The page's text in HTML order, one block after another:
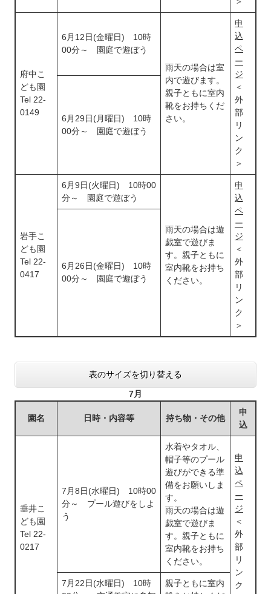
府中こ
ども園
Tel 22-
0149
6月12日(金曜日) 10時
00分～ 園庭で遊ぼう
雨天の場合は室
内で遊びます。
親子ともに室内
靴をお持ちくだ
さい。
申
込
ペ
ー
ジ
＜
外
部
リ
ン
ク
＞
6月29日(月曜日) 10時
00分～ 園庭で遊ぼう
岩手こ
ども園
Tel 22-
0417
6月9日(火曜日) 10時00
分～ 園庭で遊ぼう
雨天の場合は遊
戯室で遊びま
す。親子ともに
室内靴をお持ち
ください。
申
込
ペ
ー
ジ
＜
外
部
リ
ン
ク
＞
6月26日(金曜日) 10時
00分～ 園庭で遊ぼう
表のサイズを切り替える
7月
園名 日時・内容等 持ち物・その他
申
込
垂井こ
ども園
Tel 22-
0217
7月8日(水曜日) 10時00
分～ プール遊びをしよ
う
水着やタオル、
帽子等のプール
遊びができる準
備をお願いしま
す。
雨天の場合は遊
戯室で遊びま
す。親子ともに
室内靴をお持ち
ください。
申
込
ペ
ー
ジ
＜
外
部
リ
ン
ク
7月22日(水曜日) 10時
親子ともに室内